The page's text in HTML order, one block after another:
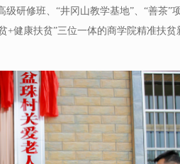
研修班、“井冈山教学基地”、“善茶”
+健康扶贫”三位一体的商学院精准扶贫